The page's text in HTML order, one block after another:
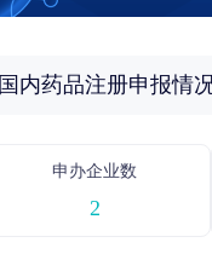
国内药品注册申报情
申办企业数
2